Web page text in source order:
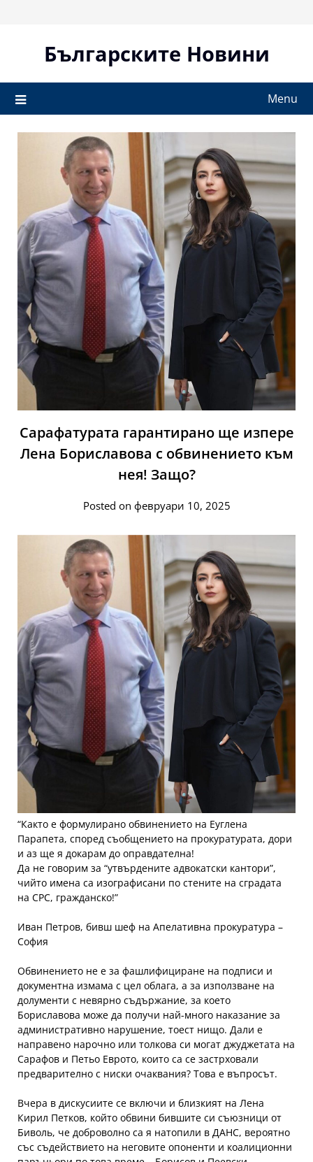
Българските Новини
Menu
Сарафатурата гарантирано ще изпере
Лена Бориславова с обвинението към
нея! Защо?
Posted on февруари 10, 2025
“Както е формулирано обвинението на Еуглена
Парапета, според съобщението на прокуратурата, дори
и аз ще я докарам до оправдателна!
Да не говорим за “утвърдените адвокатски кантори”,
чийто имена са изографисани по стените на сградата
на СРС, гражданско!”
Иван Петров, бивш шеф на Апелативна прокуратура –
София
Обвинението не е за фашлифициране на подписи и
документна измама с цел облага, а за използване на
долументи с невярно съдържание, за което
Бориславова може да получи най-много наказание за
административно нарушение, тоест нищо. Дали е
направено нарочно или толкова си могат джуджетата на
Сарафов и Петьо Еврото, които са се застрховали
предварително с ниски очаквания? Това е въпросът.
Вчера в дискусиите се включи и близкият на Лена
Кирил Петков, който обвини бившите си съюзници от
Биволь, че доброволно са я натопили в ДАНС, вероятно
със съдействието на неговите опоненти и коалиционни